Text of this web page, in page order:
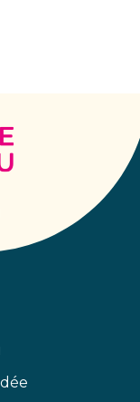
Terres
de
Montaigu